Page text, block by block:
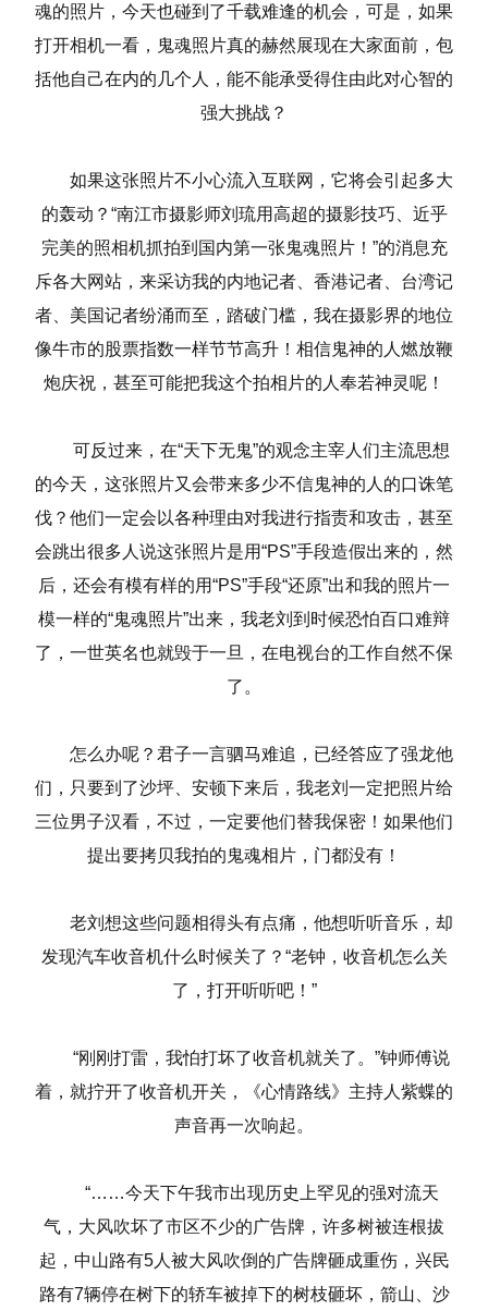
魂的照片，今天也碰到了千载难逢的机会，可是，如果
打开相机一看，鬼魂照片真的赫然展现在大家面前，包
括他自己在内的几个人，能不能承受得住由此对心智的
强大挑战？
如果这张照片不小心流入互联网，它将会引起多大
的轰动？“南江市摄影师刘琉用高超的摄影技巧、近乎
完美的照相机抓拍到国内第一张鬼魂照片！”的消息充
斥各大网站，来采访我的内地记者、香港记者、台湾记
者、美国记者纷涌而至，踏破门槛，我在摄影界的地位
像牛市的股票指数一样节节高升！相信鬼神的人燃放鞭
炮庆祝，甚至可能把我这个拍相片的人奉若神灵呢！
可反过来，在“天下无鬼”的观念主宰人们主流思想
的今天，这张照片又会带来多少不信鬼神的人的口诛笔
伐？他们一定会以各种理由对我进行指责和攻击，甚至
会跳出很多人说这张照片是用“PS”手段造假出来的，然
后，还会有模有样的用“PS”手段“还原”出和我的照片一
模一样的“鬼魂照片”出来，我老刘到时候恐怕百口难辩
了，一世英名也就毁于一旦，在电视台的工作自然不保
了。
怎么办呢？君子一言驷马难追，已经答应了强龙他
们，只要到了沙坪、安顿下来后，我老刘一定把照片给
三位男子汉看，不过，一定要他们替我保密！如果他们
提出要拷贝我拍的鬼魂相片，门都没有！
老刘想这些问题相得头有点痛，他想听听音乐，却
发现汽车收音机什么时候关了？“老钟，收音机怎么关
了，打开听听吧！”
“刚刚打雷，我怕打坏了收音机就关了。”钟师傅说
着，就拧开了收音机开关，《心情路线》主持人紫蝶的
声音再一次响起。
“……今天下午我市出现历史上罕见的强对流天
气，大风吹坏了市区不少的广告牌，许多树被连根拔
起，中山路有5人被大风吹倒的广告牌砸成重伤，兴民
路有7辆停在树下的轿车被掉下的树枝砸坏，箭山、沙